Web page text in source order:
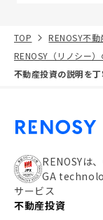
TOP RENOSY不
RENOSY（リノシー
不動産投資の説明を
RENOSYは
GA
サービス
不動産投資